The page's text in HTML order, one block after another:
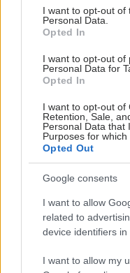
consent section.
I want to opt-out of
Personal Data.
Opted In
I want to opt-out of
Personal Data for
Opted In
I want to opt-out of
Retention, Sale,
Personal Data that
Purposes for which
Opted Out
Google consents
I want to allow
related to
device identifiers in
I want to allow my